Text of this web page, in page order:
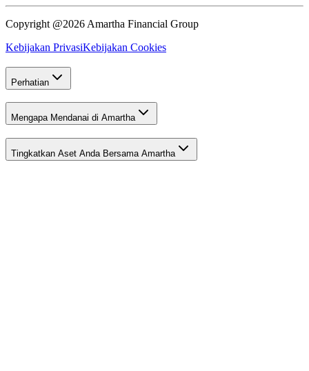
Copyright @2026 Amartha Financial Group
Kebijakan PrivasiKebijakan Cookies
Perhatian
Mengapa Mendanai di Amartha
Tingkatkan Aset Anda Bersama Amartha